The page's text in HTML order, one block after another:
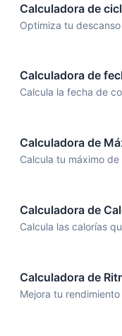
Calculadora de
Optimiza tu
Calculadora de
Calcula la fecha de
Calculadora de
Calcula tu máximo
Calculadora de
Calcula las calorías
Calculadora de
Mejora tu